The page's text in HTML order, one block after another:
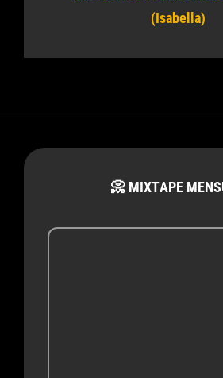
(Isabella)
📀 MIXTAPE